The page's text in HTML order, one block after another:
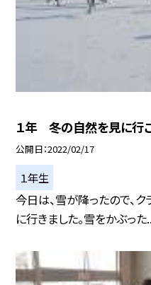
１年 冬の自然を見に行
公開日 2022/02/17
１年生
今日は、雪が降ったので、
に行きました。雪をかぶった